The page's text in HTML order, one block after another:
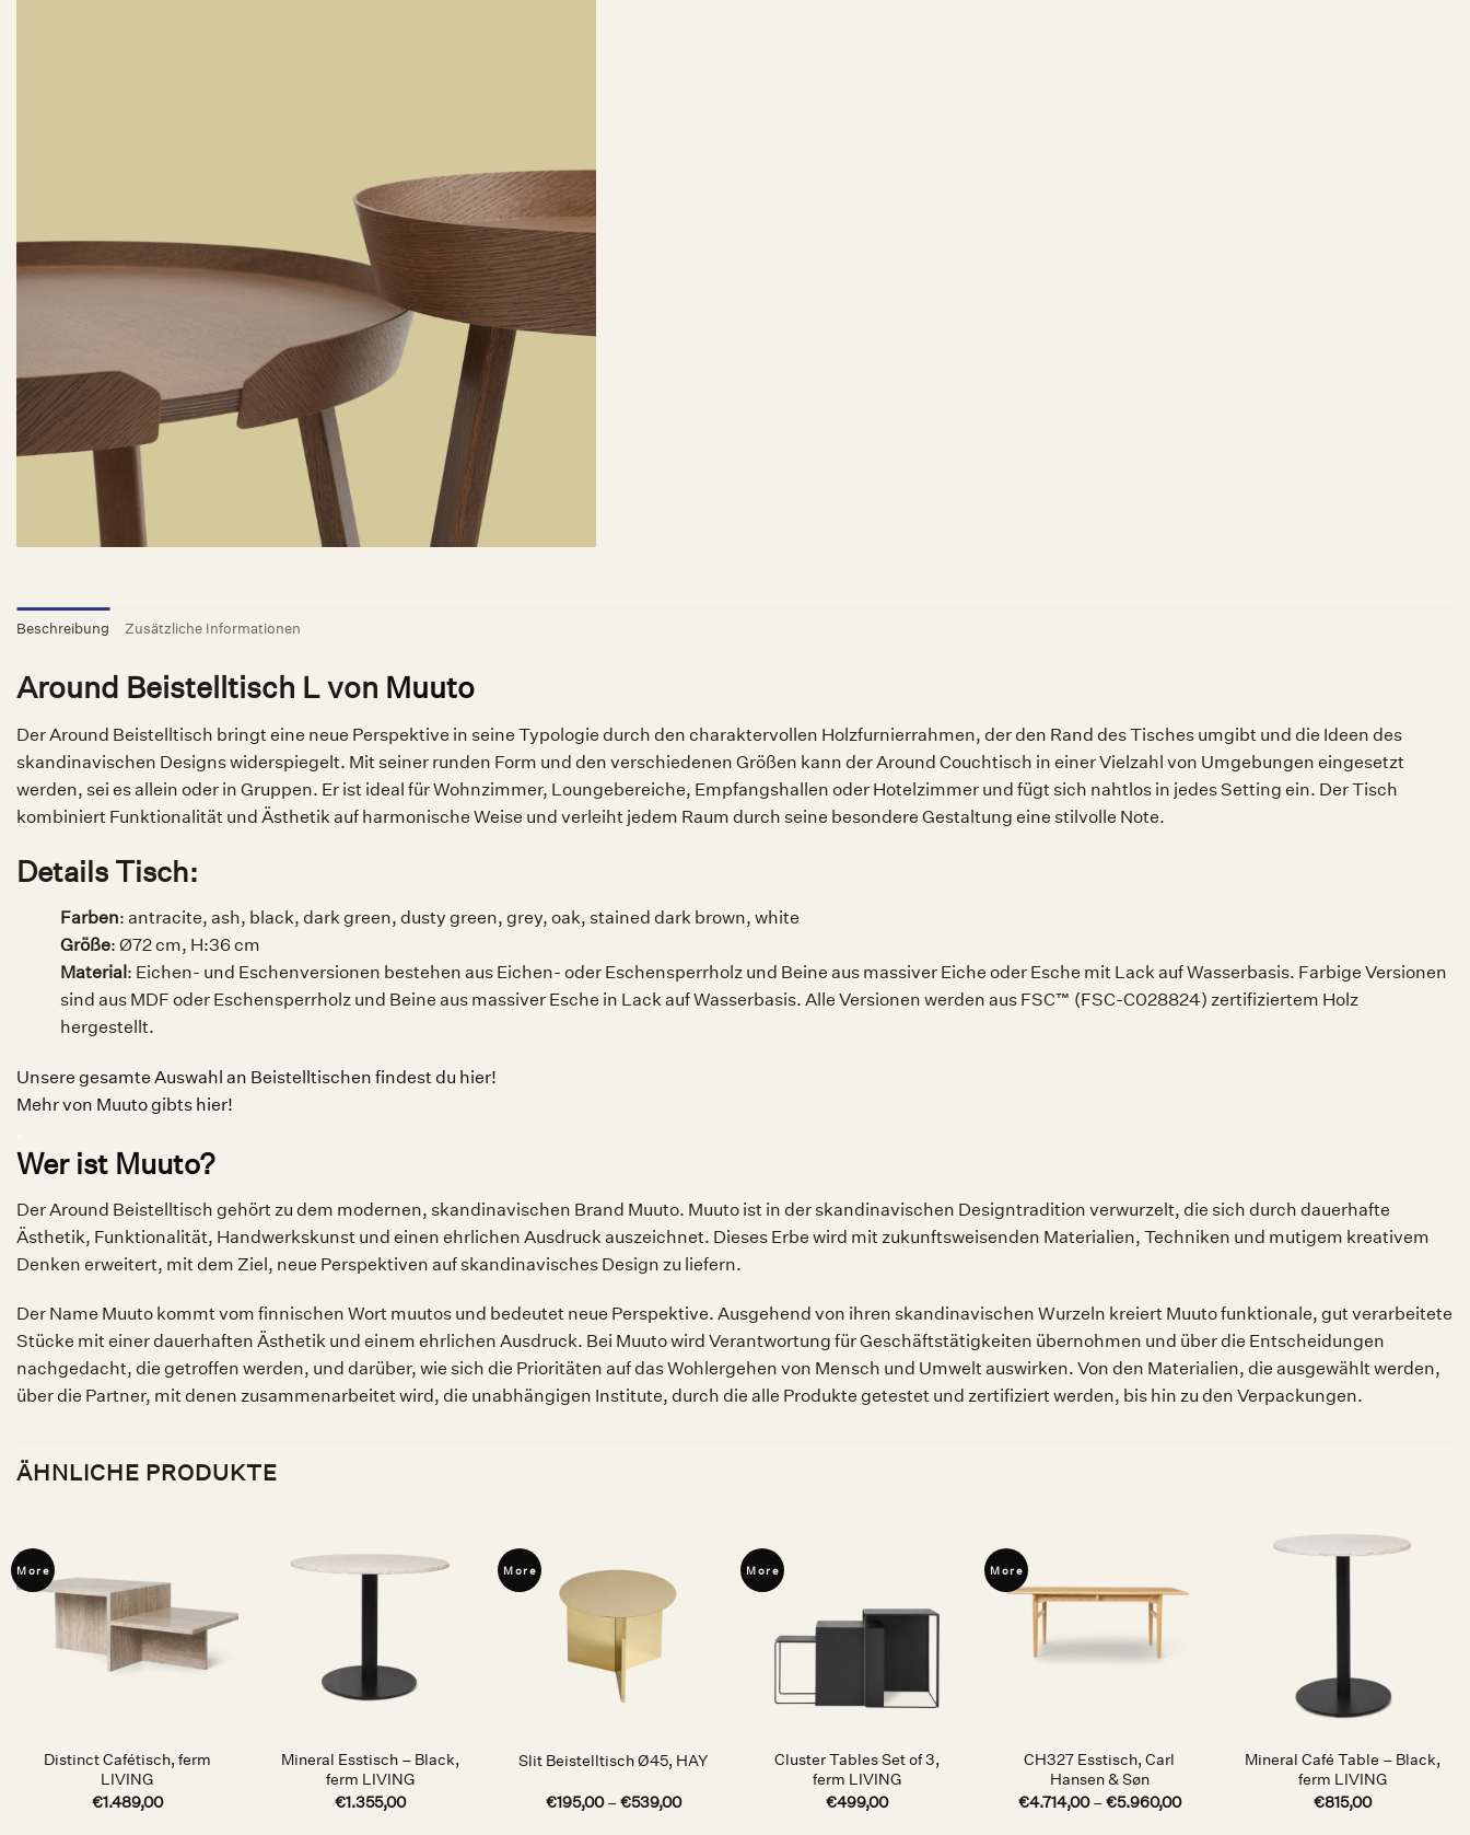
Beschreibung Zusätzliche Informationen
Around Beistelltisch L von Muuto
Der Around Beistelltisch bringt eine neue Perspektive in seine Typologie durch den charaktervollen Holzfurnierrahmen, der den Rand des Tisches umgibt und die Ideen des
skandinavischen Designs widerspiegelt. Mit seiner runden Form und den verschiedenen Größen kann der Around Couchtisch in einer Vielzahl von Umgebungen eingesetzt
werden, sei es allein oder in Gruppen. Er ist ideal für Wohnzimmer, Loungebereiche, Empfangshallen oder Hotelzimmer und fügt sich nahtlos in jedes Setting ein. Der Tisch
kombiniert Funktionalität und Ästhetik auf harmonische Weise und verleiht jedem Raum durch seine besondere Gestaltung eine stilvolle Note.
Details Tisch:
Farben: antracite, ash, black, dark green, dusty green, grey, oak, stained dark brown, white
Größe: Ø72 cm, H:36 cm
Material: Eichen- und Eschenversionen bestehen aus Eichen- oder Eschensperrholz und Beine aus massiver Eiche oder Esche mit Lack auf Wasserbasis. Farbige Versionen
sind aus MDF oder Eschensperrholz und Beine aus massiver Esche in Lack auf Wasserbasis. Alle Versionen werden aus FSC™ (FSC-C028824) zertifiziertem Holz
hergestellt.
Unsere gesamte Auswahl an Beistelltischen findest du hier!
Mehr von Muuto gibts hier!
Wer ist Muuto?
Der Around Beistelltisch gehört zu dem modernen, skandinavischen Brand Muuto. Muuto ist in der skandinavischen Designtradition verwurzelt, die sich durch dauerhafte
Ästhetik, Funktionalität, Handwerkskunst und einen ehrlichen Ausdruck auszeichnet. Dieses Erbe wird mit zukunftsweisenden Materialien, Techniken und mutigem kreativem
Denken erweitert, mit dem Ziel, neue Perspektiven auf skandinavisches Design zu liefern.
Der Name Muuto kommt vom finnischen Wort muutos und bedeutet neue Perspektive. Ausgehend von ihren skandinavischen Wurzeln kreiert Muuto funktionale, gut verarbeitete
Stücke mit einer dauerhaften Ästhetik und einem ehrlichen Ausdruck. Bei Muuto wird Verantwortung für Geschäftstätigkeiten übernohmen und über die Entscheidungen
nachgedacht, die getroffen werden, und darüber, wie sich die Prioritäten auf das Wohlergehen von Mensch und Umwelt auswirken. Von den Materialien, die ausgewählt werden,
über die Partner, mit denen zusammenarbeitet wird, die unabhängigen Institute, durch die alle Produkte getestet und zertifiziert werden, bis hin zu den Verpackungen.
ÄHNLICHE PRODUKTE
More
Wunschliste
Distinct Cafétisch, ferm
LIVING
€1.489,00
Auf die
Mineral Esstisch – Black,
ferm LIVING
€1.355,00
More
Auf die
Wunschliste
Slit Beistelltisch Ø45, HAY
€195,00–€539,00
More
Cluster Tables Set of 3,
ferm LIVING
€499,00
More
Wunschliste
CH327 Esstisch, Carl
Hansen & Søn
€4.714,00–€5.960,00
Mineral Café Table – Black,
ferm LIVING
€815,00